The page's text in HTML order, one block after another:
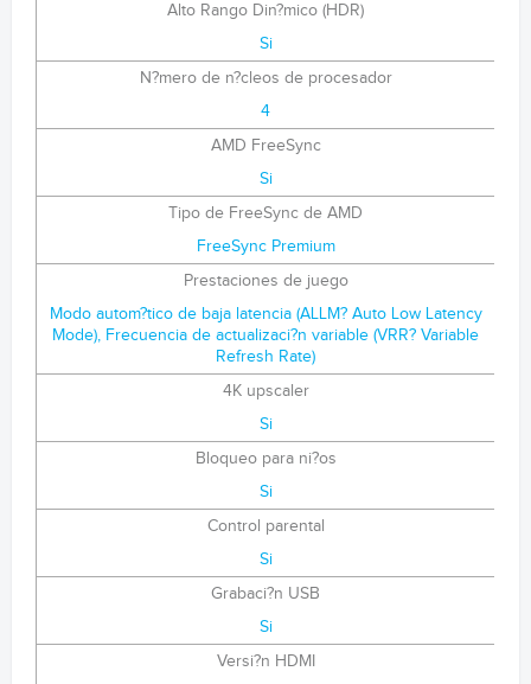
Alto Rango Din?mico (HDR)
Si
N?mero de n?cleos de procesador
4
AMD FreeSync
Si
Tipo de FreeSync de AMD
FreeSync Premium
Prestaciones de juego
Modo autom?tico de baja latencia (ALLM? Auto Low Latency
Mode), Frecuencia de actualizaci?n variable (VRR? Variable
Refresh Rate)
4K upscaler
Si
Bloqueo para ni?os
Si
Control parental
Si
Grabaci?n USB
Si
Versi?n HDMI